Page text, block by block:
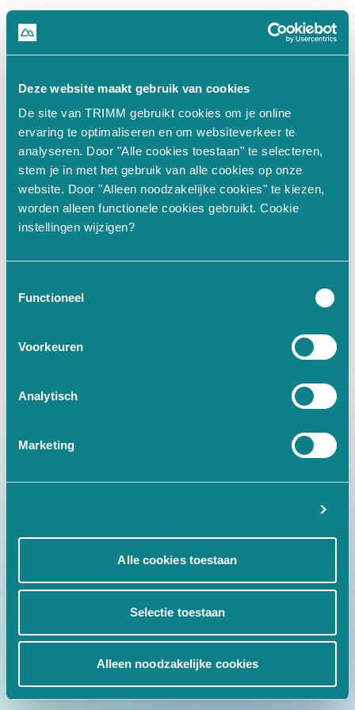
Deze website maakt gebruik van cookies
De site van TRIMM gebruikt cookies om je online
ervaring te optimaliseren en om websiteverkeer te
analyseren. Door "Alle cookies toestaan" te selecteren,
stem je in met het gebruik van alle cookies op onze
website. Door "Alleen noodzakelijke cookies" te kiezen,
worden alleen functionele cookies gebruikt. Cookie
instellingen wijzigen?
Functioneel
Voorkeuren
Analytisch
Marketing
Alle cookies toestaan
Selectie toestaan
Alleen noodzakelijke cookies
500
n.split(...).at is not a function
at Un (https://www.trimm.nl/
at Hi (https://www.trimm.nl/
at JI.fn (https://www.trimm.nl/
at Ke (https://www.trimm.nl/
(https://
at qf (https://www.trimm.nl/
at De (https://www.trimm.nl/